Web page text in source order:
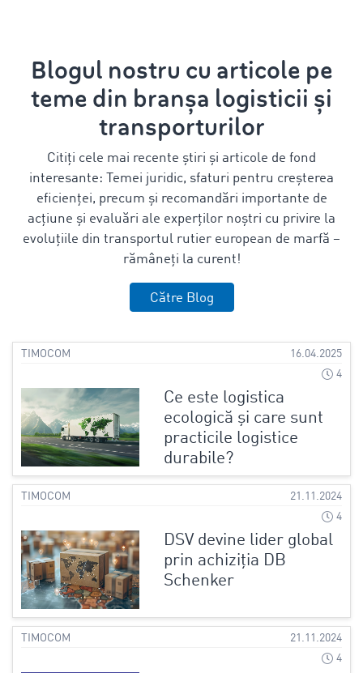
Blogul nostru cu articole pe
teme din branșa logisticii și
transporturilor
Citiți cele mai recente știri și articole de fond
interesante: Temei juridic, sfaturi pentru creșterea
eficienței, precum și recomandări importante de
acțiune și evaluări ale experților noștri cu privire la
evoluțiile din transportul rutier european de marfă –
rămâneți la curent!
Către Blog
TIMOCOM
16.04.2025
4
Ce este logistica
ecologică și care sunt
practicile logistice
durabile?
TIMOCOM
21.11.2024
4
DSV devine lider global
prin achiziția DB
Schenker
TIMOCOM
21.11.2024
4